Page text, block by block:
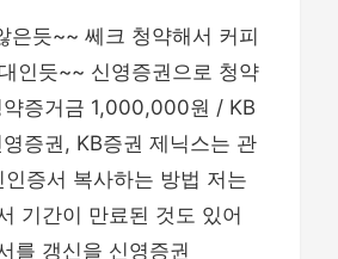
은듯~~ 쎄크 청약해서 커피
인듯~~ 신영증권으로 청약
증거금 1,000,000원 / KB
증권, KB증권 제닉스는 관
증서 복사하는 방법 저는
기간이 만료된 것도 있어
를 갱신을 신영증권